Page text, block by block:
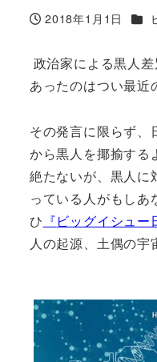
投稿日
2018年1月1日 カ
政治家による黒人
あったのはつい最近
その発言に限らず、
から黒人を揶揄する
絶たないが、黒人に
っている人がもし
ひ 『ビッグイシュ
人の起源、土偶の宇